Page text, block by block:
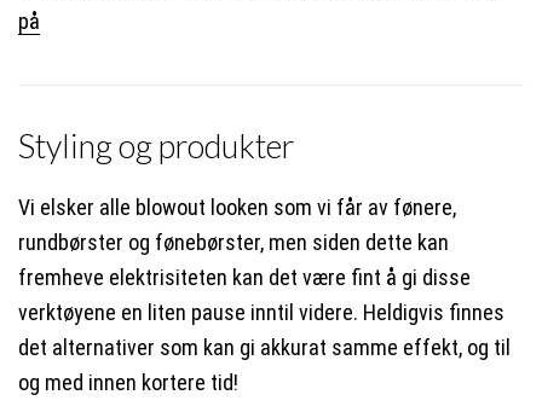
på
Styling og produkter
Vi elsker alle blowout looken som vi får av fønere,
rundbørster og fønebørster, men siden dette kan
fremheve elektrisiteten kan det være fint å gi disse
verktøyene en liten pause inntil videre. Heldigvis finnes
det alternativer som kan gi akkurat samme effekt, og til
og med innen kortere tid!